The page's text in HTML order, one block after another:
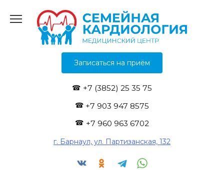
содержанию
Записаться на приём
+7 (3852) 25 35 75
+7 903 947 8575
+7 960 963 6702
г. Барнаул, ул. Партизанская, 132